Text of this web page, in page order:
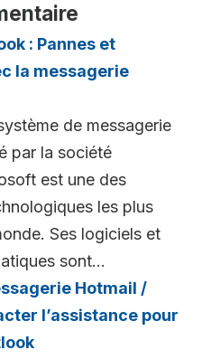
: Pannes et
la messagerie
de messagerie
par la société
est une des
les plus
Ses logiciels et
sont...
Hotmail /
l’assistance pour